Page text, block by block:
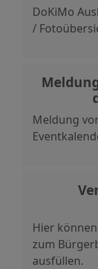
DoKiMo
/
Meldung
Hier
zum
ausfüllen.